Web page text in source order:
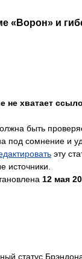
«Ворон» и
не хватает
быть
под сомнение и
эту
источники.
12 мая
статус